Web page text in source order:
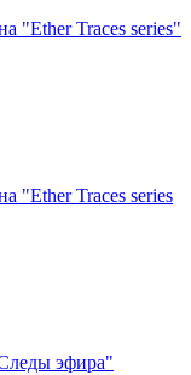
"Ether Traces series"
"Ether Traces series
эфира"